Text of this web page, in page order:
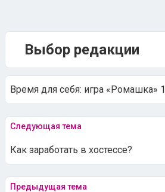
Выбор редакции
Время для себя: игра «Ромашка»
Следующая тема
Как заработать в хостессе?
Предыдущая тема